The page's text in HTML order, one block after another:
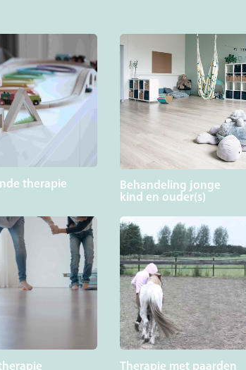
therapie
Behandeling jonge
kind en ouder(s)
Therapie met paarden